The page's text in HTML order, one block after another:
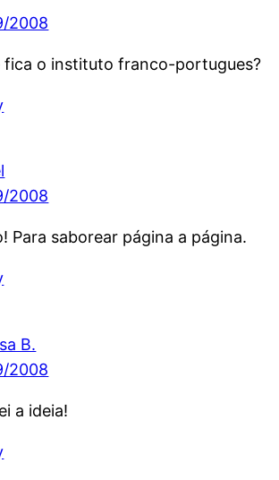
2008
fica o instituto franco-portugues?
2008
Para saborear página a página.
B.
2008
a ideia!